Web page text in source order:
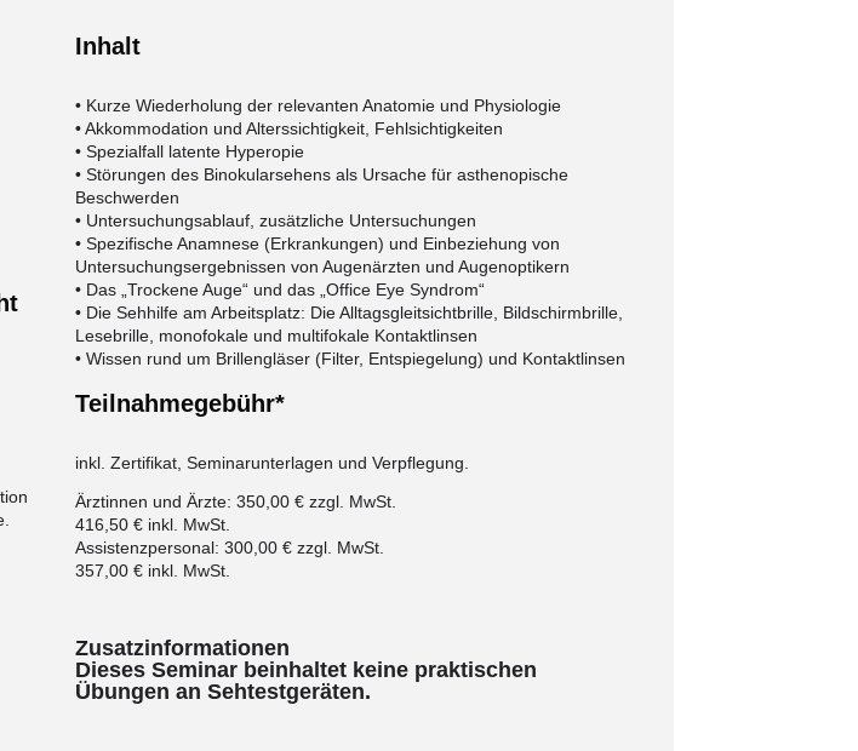
Inhalt
• Kurze Wiederholung der relevanten Anatomie und Physiologie
• Akkommodation und Alterssichtigkeit, Fehlsichtigkeiten
• Spezialfall latente Hyperopie
• Störungen des Binokularsehens als Ursache für asthenopische
Beschwerden
• Untersuchungsablauf, zusätzliche Untersuchungen
• Spezifische Anamnese (Erkrankungen) und Einbeziehung von
Untersuchungsergebnissen von Augenärzten und Augenoptikern
• Das „Trockene Auge“ und das „Office Eye Syndrom“
• Die Sehhilfe am Arbeitsplatz: Die Alltagsgleitsichtbrille, Bildschirmbrille,
Lesebrille, monofokale und multifokale Kontaktlinsen
• Wissen rund um Brillengläser (Filter, Entspiegelung) und Kontaktlinsen
Teilnahmegebühr*
inkl. Zertifikat, Seminarunterlagen und Verpflegung.
Ärztinnen und Ärzte: 350,00 € zzgl. MwSt.
416,50 € inkl. MwSt.
Assistenzpersonal: 300,00 € zzgl. MwSt.
357,00 € inkl. MwSt.
Zusatzinformationen
Dieses Seminar beinhaltet keine praktischen
Übungen an Sehtestgeräten.